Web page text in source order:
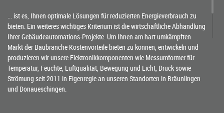
... ist es, Ihnen optimale Lösungen für reduzierten Energieverbrauch zu
bieten. Ein weiteres wichtiges Kriterium ist die wirtschaftliche Abhandlung
Ihrer Gebäudeautomations-Projekte. Um Ihnen am hart umkämpften
Markt der Baubranche Kostenvorteile bieten zu können, entwickeln und
produzieren wir unsere Elektronikkomponenten wie Messumformer für
Temperatur, Feuchte, Luftqualität, Bewegung und Licht, Druck sowie
Strömung seit 2011 in Eigenregie an unseren Standorten in Bräunlingen
und Donaueschingen.